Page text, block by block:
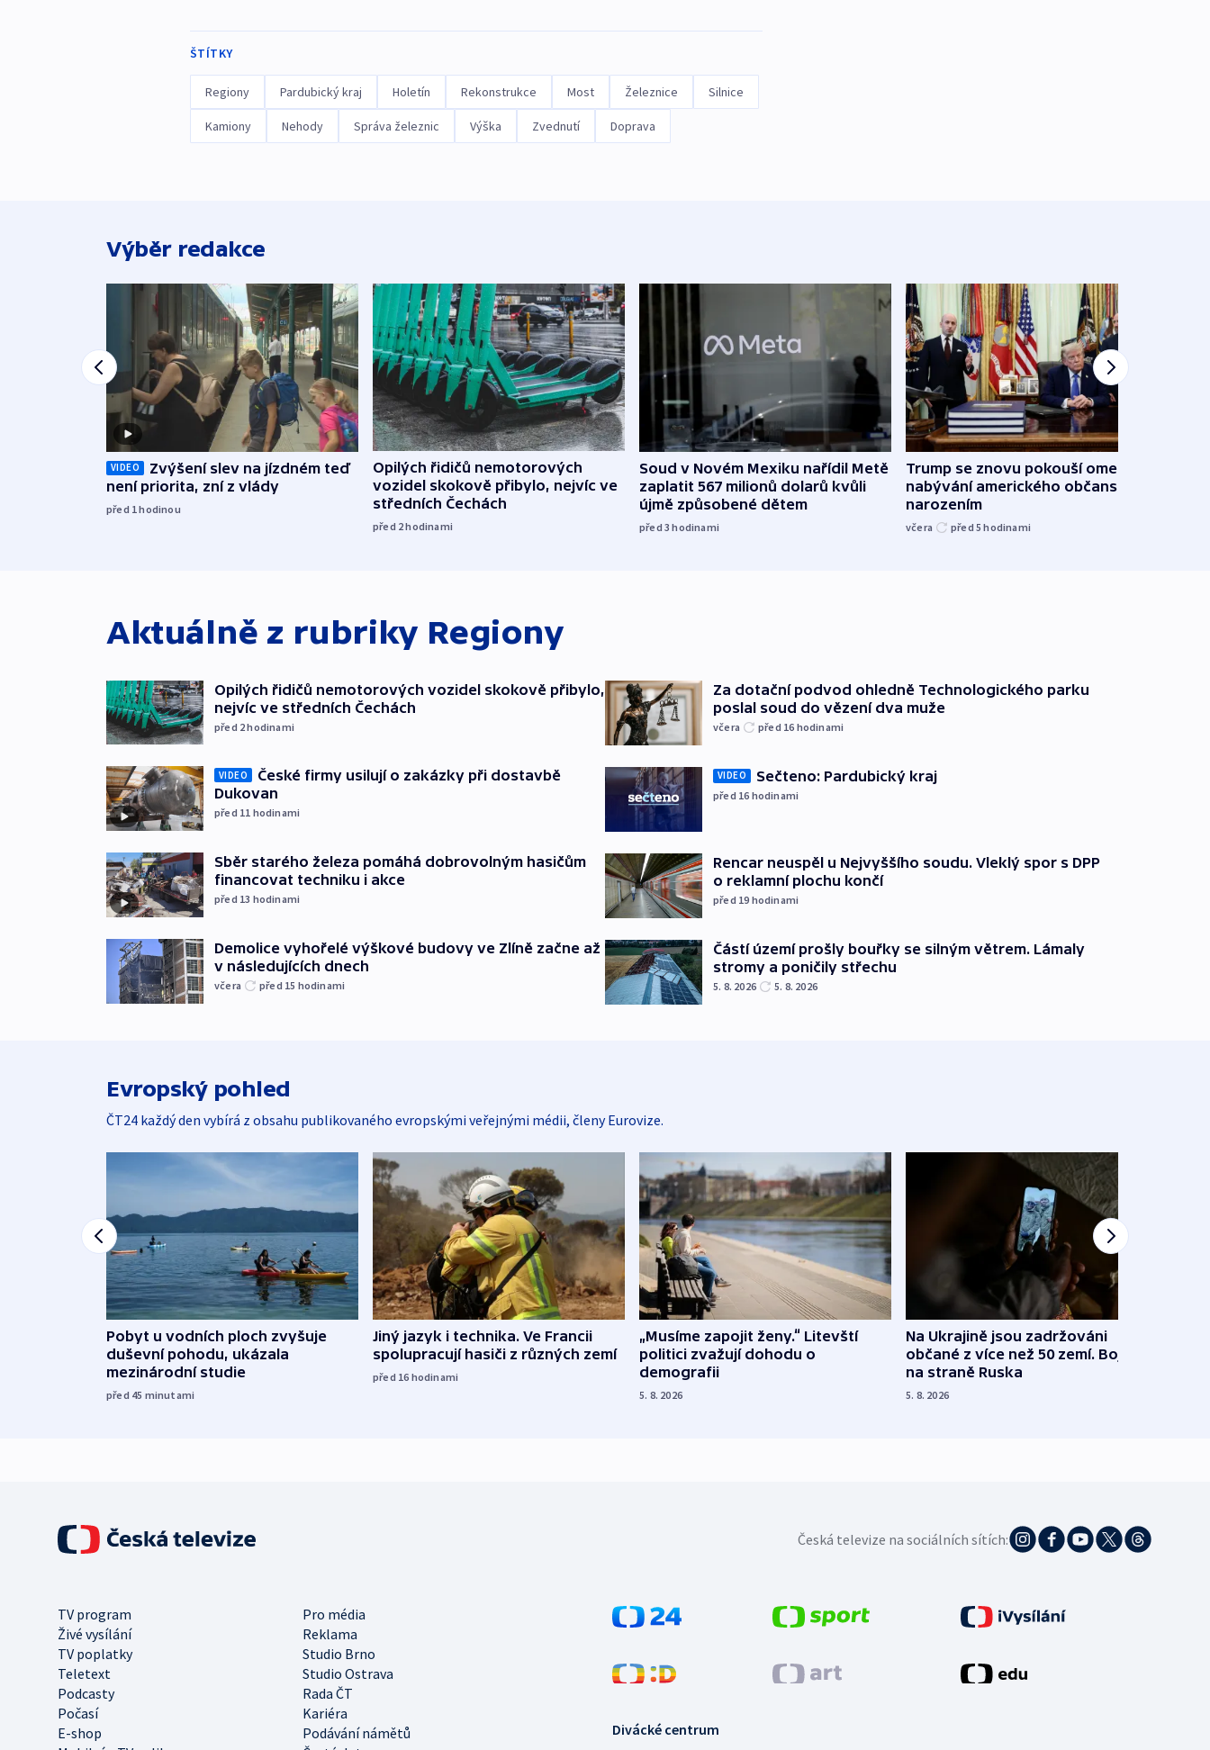
ŠTÍTKY
Regiony Pardubický kraj Holetín Rekonstrukce Most Železnice Silnice
Kamiony Nehody Správa železnic Výška Zvednutí Doprava
Výběr redakce
VIDEO
Zvýšení slev na jízdném teď
není priorita, zní z vlády
před 1hodinou
Opilých řidičů nemotorových
vozidel skokově přibylo, nejvíc ve
středních Čechách
před 2hodinami
Soud v Novém Mexiku nařídil Metě
zaplatit 567 milionů dolarů kvůli
újmě způsobené dětem
před 3hodinami
Trump se znovu pokouší omezit
nabývání amerického občanství
narozením
včera před 5hodinami
Aktuálně z rubriky Regiony
Opilých řidičů nemotorových vozidel skokově přibylo,
nejvíc ve středních Čechách
před 2hodinami
VIDEO
České firmy usilují o zakázky při dostavbě
Dukovan
před 11 hodinami
Sběr starého železa pomáhá dobrovolným hasičům
financovat techniku i akce
před 13 hodinami
Demolice vyhořelé výškové budovy ve Zlíně začne až
v následujících dnech
včera před 15 hodinami
Za dotační podvod ohledně Technologického parku
poslal soud do vězení dva muže
včera před 16 hodinami
VIDEO Sečteno: Pardubický kraj
před 16 hodinami
Rencar neuspěl u Nejvyššího soudu. Vleklý spor s DPP
o reklamní plochu končí
před 19 hodinami
Částí území prošly bouřky se silným větrem. Lámaly
stromy a poničily střechu
5. 8. 2026 5. 8. 2026
Evropský pohled
ČT24 každý den vybírá z obsahu publikovaného evropskými veřejnými médii, členy Eurovize.
Pobyt u vodních ploch zvyšuje
duševní pohodu, ukázala
mezinárodní studie
před 45 minutami
Jiný jazyk i technika. Ve Francii
spolupracují hasiči z různých zemí
před 16 hodinami
„Musíme zapojit ženy.“ Litevští
politici zvažují dohodu o
demografii
5. 8. 2026
Na Ukrajině jsou zadržováni
občané z více než 50 zemí. Bojovali
na straně Ruska
5. 8. 2026
Česká televize na sociálních sítích:
TV program
Pro média
Živé vysílání
Reklama
TV poplatky
Studio Brno
Teletext
Studio Ostrava
Podcasty
Rada ČT
Počasí
Kariéra
E-shop
Podávání námětů
Divácké centrum